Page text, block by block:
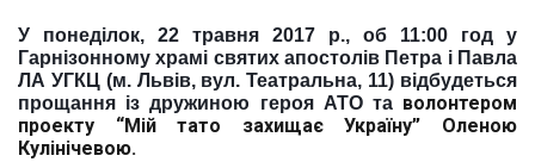
У понеділок, 22 травня 2017 р., об 11:00 год у
Гарнізонному храмі святих апостолів Петра і Павла
ЛА УГКЦ (м. Львів, вул. Театральна, 11) відбудеться
прощання із дружиною героя АТО та волонтером
проекту “Мій тато захищає Україну” Оленою
Кулінічевою.